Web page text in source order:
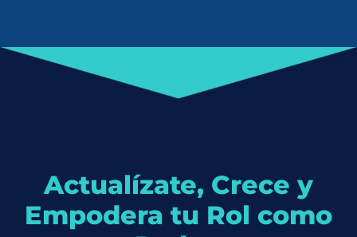
Actualízate, Crece y
Empodera tu Rol como